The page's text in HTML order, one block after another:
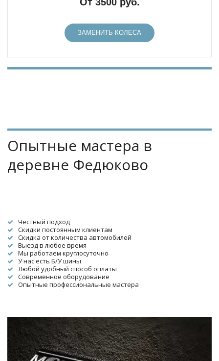
ЗАМЕНИТЬ КОЛЕСА
Опытные мастера в
деревне Федюково
Честный подход
Скидки постоянным клиентам
Скидка от количества автомобилей
Выезд в любое время
Мы работаем круглосуточно
У нас есть Б/У шины
Любой удобный способ оплаты
Современное оборудование
Опытные профессиональные мастера